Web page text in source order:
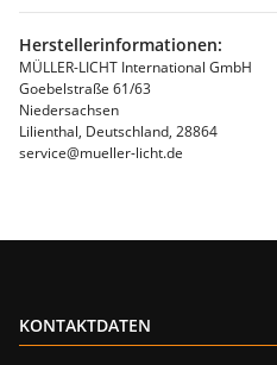
Herstellerinformationen:
MÜLLER-LICHT International GmbH
Goebelstraße 61/63
Niedersachsen
Lilienthal, Deutschland, 28864
service@mueller-licht.de
KONTAKTDATEN